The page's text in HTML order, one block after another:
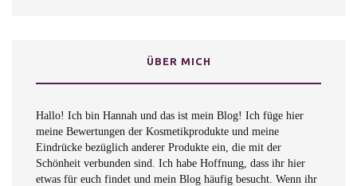
ÜBER MICH
Hallo! Ich bin Hannah und das ist mein Blog! Ich füge hier
meine Bewertungen der Kosmetikprodukte und meine
Eindrücke bezüglich anderer Produkte ein, die mit der
Schönheit verbunden sind. Ich habe Hoffnung, dass ihr hier
etwas für euch findet und mein Blog häufig besucht. Wenn ihr